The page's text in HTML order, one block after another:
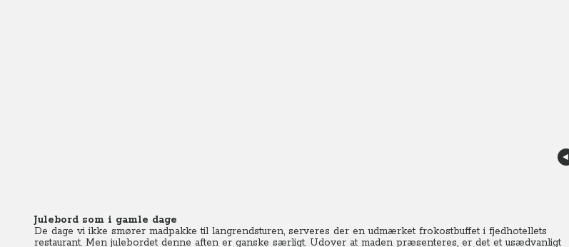
Julebord som i gamle dage
De dage vi ikke smører madpakke til langrendsturen, serveres der en udmærket frokostbuffet i fjedhotellets
restaurant. Men julebordet denne aften er ganske særligt. Udover at maden præsenteres, er det et usædvanligt